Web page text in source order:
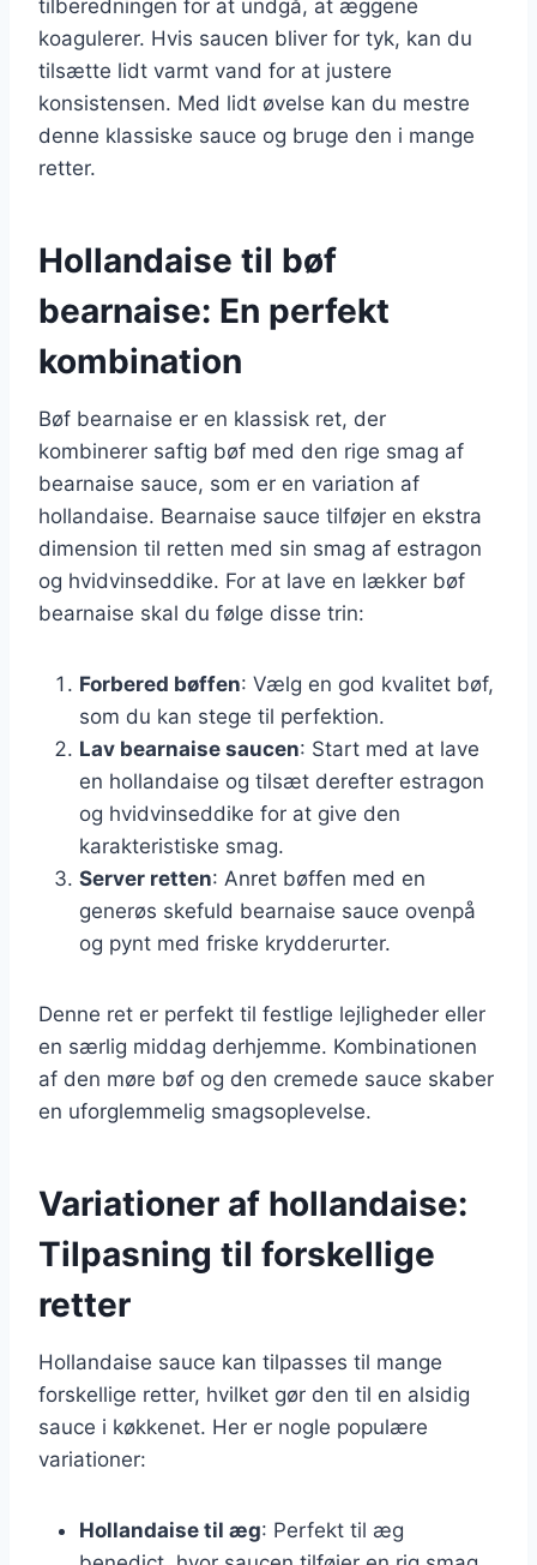
tilberedningen for at undgå, at æggene
koagulerer. Hvis saucen bliver for tyk, kan du
tilsætte lidt varmt vand for at justere
konsistensen. Med lidt øvelse kan du mestre
denne klassiske sauce og bruge den i mange
retter.
Hollandaise til bøf
bearnaise: En perfekt
kombination
Bøf bearnaise er en klassisk ret, der
kombinerer saftig bøf med den rige smag af
bearnaise sauce, som er en variation af
hollandaise. Bearnaise sauce tilføjer en ekstra
dimension til retten med sin smag af estragon
og hvidvinseddike. For at lave en lækker bøf
bearnaise skal du følge disse trin:
Forbered bøffen: Vælg en god kvalitet bøf,
som du kan stege til perfektion.
Lav bearnaise saucen: Start med at lave
en hollandaise og tilsæt derefter estragon
og hvidvinseddike for at give den
karakteristiske smag.
Server retten: Anret bøffen med en
generøs skefuld bearnaise sauce ovenpå
og pynt med friske krydderurter.
Denne ret er perfekt til festlige lejligheder eller
en særlig middag derhjemme. Kombinationen
af den møre bøf og den cremede sauce skaber
en uforglemmelig smagsoplevelse.
Variationer af hollandaise:
Tilpasning til forskellige
retter
Hollandaise sauce kan tilpasses til mange
forskellige retter, hvilket gør den til en alsidig
sauce i køkkenet. Her er nogle populære
variationer:
Hollandaise til æg: Perfekt til æg